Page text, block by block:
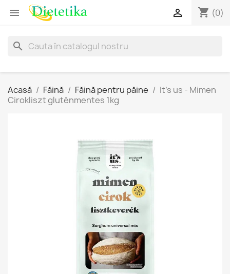
 shopping_cart (0)

search
Acasă Făină Făină pentru păine
It's us - Mimen
Cirokliszt gluténmentes 1kg